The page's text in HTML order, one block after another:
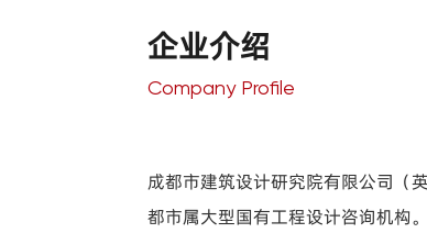
企业介绍
Company Profile
成都市建筑设计研究院有限公司（
都市属大型国有工程设计咨询机构